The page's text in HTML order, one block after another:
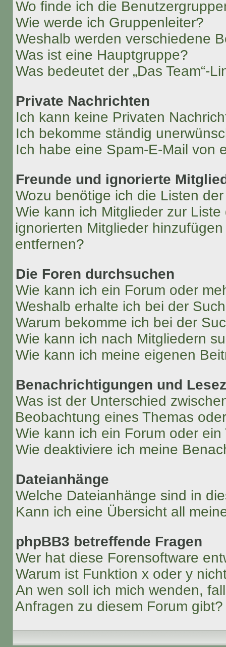
Wo finde ich die
Wie werde ich Gruppenleiter?
Weshalb werden verschiedene
Was ist eine Hauptgruppe?
Was bedeutet der „Das Team“-
Private Nachrichten
Ich kann keine Privaten
Ich bekomme ständig
Ich habe eine Spam-E-Mail von
Freunde und ignorierte
Wozu benötige ich die Listen
Wie kann ich Mitglieder zur
ignorierten Mitglieder
entfernen?
Die Foren durchsuchen
Wie kann ich ein Forum oder
Weshalb erhalte ich bei der
Warum bekomme ich bei der
Wie kann ich nach Mitgliedern
Wie kann ich meine eigenen
Benachrichtigungen und
Was ist der Unterschied
Beobachtung eines Themas
Wie kann ich ein Forum oder
Wie deaktiviere ich meine
Dateianhänge
Welche Dateianhänge sind in
Kann ich eine Übersicht all
phpBB3 betreffende Fragen
Wer hat diese Forensoftware
Warum ist Funktion x oder y
An wen soll ich mich wenden,
Anfragen zu diesem Forum gibt?